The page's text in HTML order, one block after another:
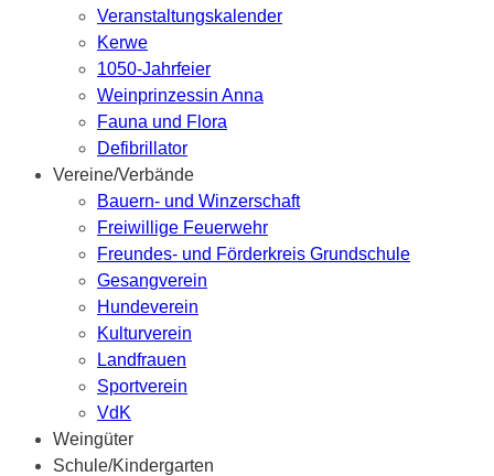
Veranstaltungskalender
Kerwe
1050-Jahrfeier
Weinprinzessin Anna
Fauna und Flora
Defibrillator
Vereine/Verbände
Bauern- und Winzerschaft
Freiwillige Feuerwehr
Freundes- und Förderkreis Grundschule
Gesangverein
Hundeverein
Kulturverein
Landfrauen
Sportverein
VdK
Weingüter
Schule/Kindergarten